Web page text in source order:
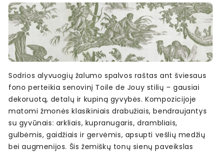
Sodrios alyvuogių žalumo spalvos raštas ant šviesaus
fono perteikia senovinį Toile de Jouy stilių – gausiai
dekoruotą, detalų ir kupiną gyvybės. Kompozicijoje
matomi žmonės klasikiniais drabužiais, bendraujantys
su gyvūnais: arkliais, kupranugaris, drambliais,
gulbėmis, gaidžiais ir gervėmis, apsupti vešlių medžių
bei augmenijos. Šis žemiškų tonų sienų paveikslas